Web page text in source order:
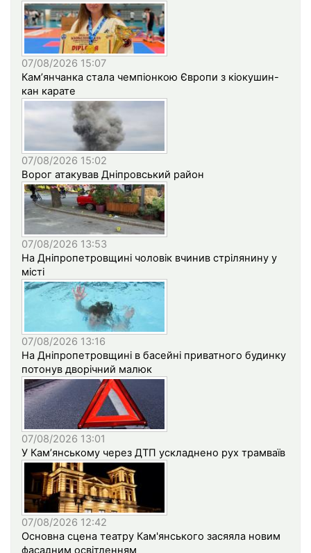
07/08/2026 15:07
Кам’янчанка стала чемпіонкою Європи з кіокушин-
кан карате
07/08/2026 15:02
Ворог атакував Дніпровський район
07/08/2026 13:53
На Дніпропетровщині чоловік вчинив стрілянину у
місті
07/08/2026 13:16
На Дніпропетровщині в басейні приватного будинку
потонув дворічний малюк
07/08/2026 13:01
У Кам’янському через ДТП ускладнено рух трамваїв
07/08/2026 12:42
Основна сцена театру Кам'янського засяяла новим
фасадним освітленням